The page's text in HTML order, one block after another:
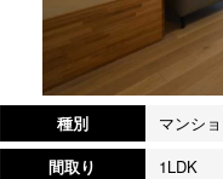
種別 マンシ
間取り
1LDK